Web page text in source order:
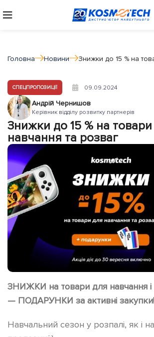
Головна Новини Знижки до 15 % на
СПЕЦПРОПОЗИЦІЇ 09.09.2024
Андрій Чернишов
Керівник відділу розвитку партнерів
Знижки до 15 % на
навчання та розваг
ЗНИЖКИ на товари для навчання і
— ПОДАРУНКИ за активні закупки!
Навчальний сезон у розпалі, як і